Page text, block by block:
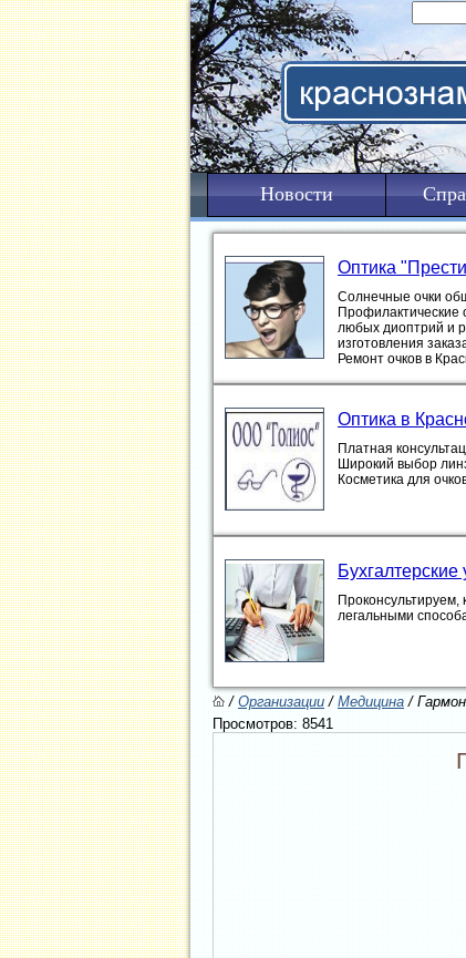
Новости
Оптика
Солнечные очки
Профилактические
любых диоптрий и
изготовления
Ремонт очков в
Оптика в
Платная
Широкий выбор
Косметика для
Проконсультируем,
легальными
/Организации/Медицина/
Просмотров: 8541